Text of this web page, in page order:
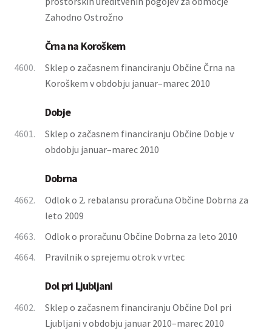
Zahodno Ostrožno
Črna na Koroškem
4600.
Sklep o začasnem financiranju Občine Črna na
Koroškem v obdobju januar–marec 2010
Dobje
4601.
Sklep o začasnem financiranju Občine Dobje v
obdobju januar–marec 2010
Dobrna
4662.
Odlok o 2. rebalansu proračuna Občine Dobrna za
leto 2009
4663.
Odlok o proračunu Občine Dobrna za leto 2010
4664.
Pravilnik o sprejemu otrok v vrtec
Dol pri Ljubljani
4602.
Sklep o začasnem financiranju Občine Dol pri
Ljubljani v obdobju januar 2010–marec 2010